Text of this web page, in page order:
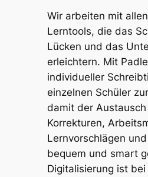
Wir arbeiten mit
Lerntools, die das
Lücken und das
erleichtern. Mit
individueller
einzelnen Schüler
damit der Austausch
Korrekturen,
Lernvorschlägen
bequem und smart
Digitalisierung ist